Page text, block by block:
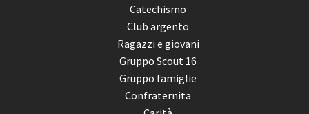
Catechismo
Club argento
Ragazzi e giovani
Gruppo Scout 16
Gruppo famiglie
Confraternita